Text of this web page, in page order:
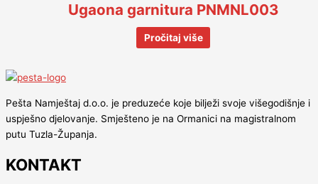
Ugaona garnitura PNMNL003
Pročitaj više
Pešta Namještaj d.o.o. je preduzeće koje bilježi svoje višegodišnje i
uspješno djelovanje. Smješteno je na Ormanici na magistralnom
putu Tuzla-Županja.
KONTAKT